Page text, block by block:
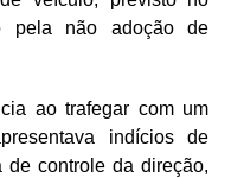
pela não adoção de
ao trafegar com um
indícios de
de controle da direção,